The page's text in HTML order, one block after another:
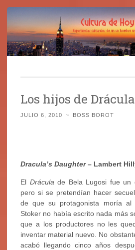
contenido
Los hijos de Drácula
JULIO 6, 2010 ~ BOSS BOROT
Dracula’s Daughter– Lambert
El Dráculade Bela Lugosi fue un
pero si se pretendían hacer
de que su protagonista moría al
Stoker no había escrito nada más
que a los productores no les
inventar material nuevo. No
acabó llegando cinco años